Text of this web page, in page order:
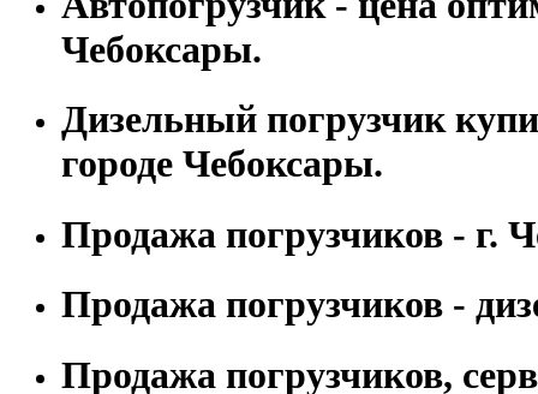
Чебоксары.
Дизельный погрузчик
городе Чебоксары.
Продажа погрузчиков - г.
Продажа погрузчиков -
Продажа погрузчиков,